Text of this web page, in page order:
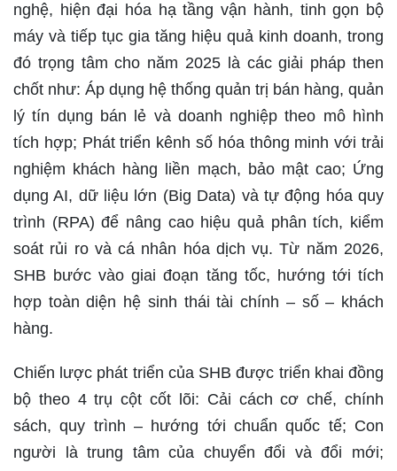
nghệ, hiện đại hóa hạ tầng vận hành, tinh gọn bộ
máy và tiếp tục gia tăng hiệu quả kinh doanh, trong
đó trọng tâm cho năm 2025 là các giải pháp then
chốt như: Áp dụng hệ thống quản trị bán hàng, quản
lý tín dụng bán lẻ và doanh nghiệp theo mô hình
tích hợp; Phát triển kênh số hóa thông minh với trải
nghiệm khách hàng liền mạch, bảo mật cao; Ứng
dụng AI, dữ liệu lớn (Big Data) và tự động hóa quy
trình (RPA) để nâng cao hiệu quả phân tích, kiểm
soát rủi ro và cá nhân hóa dịch vụ. Từ năm 2026,
SHB bước vào giai đoạn tăng tốc, hướng tới tích
hợp toàn diện hệ sinh thái tài chính – số – khách
hàng.
Chiến lược phát triển của SHB được triển khai đồng
bộ theo 4 trụ cột cốt lõi: Cải cách cơ chế, chính
sách, quy trình – hướng tới chuẩn quốc tế; Con
người là trung tâm của chuyển đổi và đổi mới;